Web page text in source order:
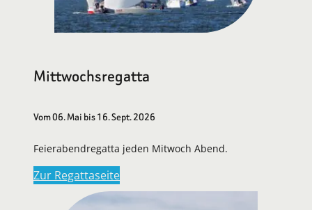
Mittwochsregatta
Vom 06. Mai bis 16. Sept. 2026
Feierabendregatta jeden Mitwoch Abend.
Zur Regattaseite